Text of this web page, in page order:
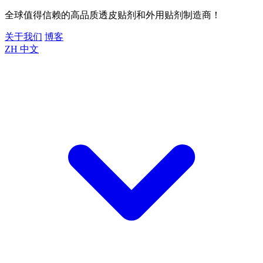
全球值得信赖的高品质透皮贴剂和外用贴剂制造商！
关于我们 博客
ZH 中文